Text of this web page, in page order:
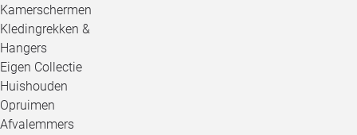
Kamerschermen
Kledingrekken &
Hangers
Eigen Collectie
Huishouden
Opruimen
Afvalemmers